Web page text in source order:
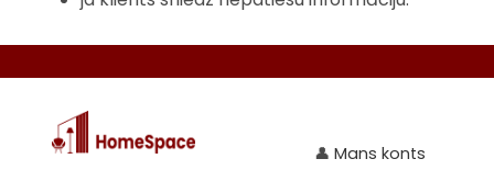
👤 Mans konts